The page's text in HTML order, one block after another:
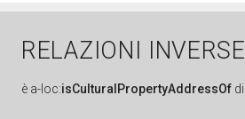
RELAZIONI INVERSE
è a-loc:isCulturalPropertyAddressOf di